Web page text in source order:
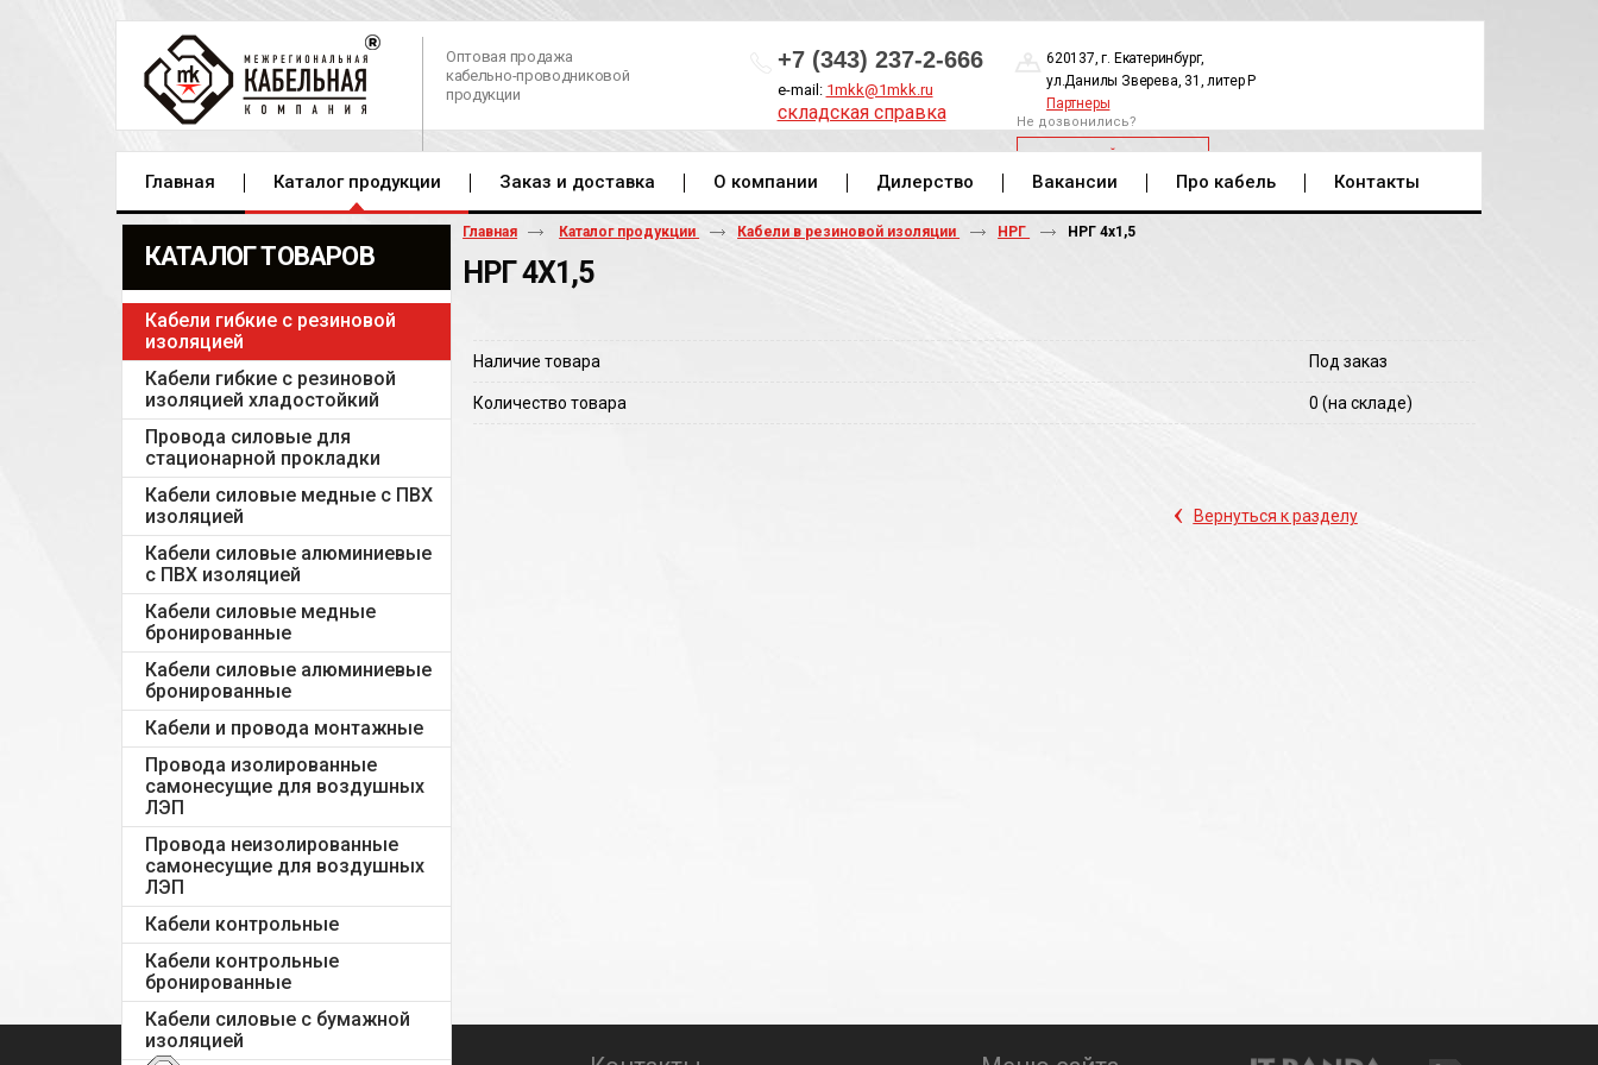
Оптовая продажа
кабельно-проводниковой
продукции
+7 (343) 237-2-666
e-mail: 1mkk@1mkk.ru
складская справка
620137, г. Екатеринбург,
ул.Данилы Зверева, 31, литер Р
Партнеры
Не дозвонились?
ОБРАТНЫЙ ЗВОНОК
Главная Каталог продукции Заказ и доставка О компании Дилерство Вакансии Про кабель Контакты
КАТАЛОГ ТОВАРОВ
Кабели гибкие с резиновой
изоляцией
Кабели гибкие с резиновой
изоляцией хладостойкий
Провода силовые для
стационарной прокладки
Кабели силовые медные с ПВХ
изоляцией
Кабели силовые алюминиевые
с ПВХ изоляцией
Кабели силовые медные
бронированные
Кабели силовые алюминиевые
бронированные
Кабели и провода монтажные
Провода изолированные
самонесущие для воздушных
ЛЭП
Провода неизолированные
самонесущие для воздушных
ЛЭП
Кабели контрольные
Кабели контрольные
бронированные
Кабели силовые с бумажной
изоляцией
Главная Каталог продукции Кабели в резиновой изоляции НРГ НРГ 4х1,5
НРГ 4Х1,5
Наличие товара Под заказ
Количество товара 0 (на складе)
‹ Вернуться к разделу